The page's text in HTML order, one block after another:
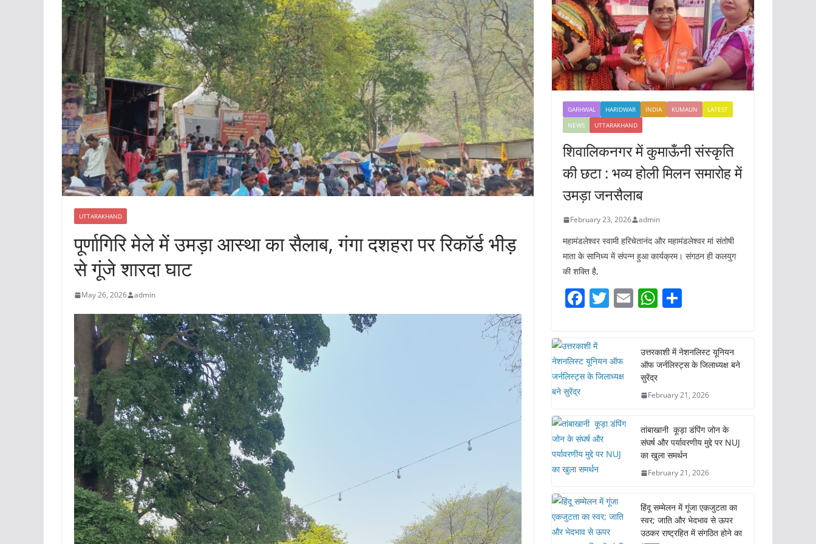
UTTARAKHAND
पूर्णागिरि मेले में उमड़ा आस्था का सैलाब, गंगा दशहरा पर रिकॉर्ड भीड़
से गूंजे शारदा घाट
May 26, 2026 admin
GARHWAL HARIDWAR INDIA KUMAUN
LATEST
NEWS
UTTARAKHAND
शिवालिकनगर में कुमाऊँनी संस्कृति
की छटा : भव्य होली मिलन समारोह में
उमड़ा जनसैलाब
February 23, 2026 admin
महामंडलेश्वर स्वामी हरिचेतानंद और महामंडलेश्वर मां संतोषी
माता के सानिध्य में संपन्न हुआ कार्यक्रम। संगठन ही कलयुग
की शक्ति है,
F
c
e
b
o
k
T
er
E W
s
A
p
e
उत्तरकाशी में नेशनलिस्ट यूनियन
ऑफ जर्नलिस्ट्स के जिलाध्यक्ष बने
सुरेंद्र
February 21, 2026
तांबाखानी कूड़ा डंपिंग जोन के
संघर्ष और पर्यावरणीय मुद्दे पर NUJ
का खुला समर्थन
February 21, 2026
हिंदू सम्मेलन में गूंजा एकजुटता का
स्वर; जाति और भेदभाव से ऊपर
उठकर राष्ट्रहित में संगठित होने का